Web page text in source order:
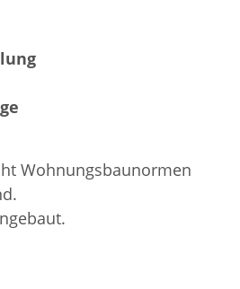
Wohnungsbaunormen